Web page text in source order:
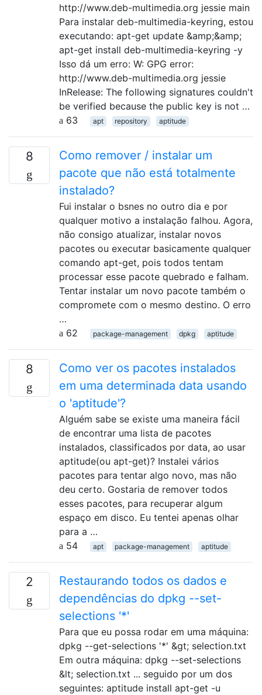
http://www.deb-multimedia.org jessie main
Para instalar deb-multimedia-keyring, estou
executando: apt-get update &amp;&amp;
apt-get install deb-multimedia-keyring -y
Isso dá um erro: W: GPG error:
http://www.deb-multimedia.org jessie
InRelease: The following signatures couldn't
be verified because the public key is not …
63
apt repository aptitude
8
Como remover / instalar um
pacote que não está totalmente
instalado?
Fui instalar o bsnes no outro dia e por
qualquer motivo a instalação falhou. Agora,
não consigo atualizar, instalar novos
pacotes ou executar basicamente qualquer
comando apt-get, pois todos tentam
processar esse pacote quebrado e falham.
Tentar instalar um novo pacote também o
compromete com o mesmo destino. O erro
…
62
package-management dpkg aptitude
8
Como ver os pacotes instalados
em uma determinada data usando
o 'aptitude'?
Alguém sabe se existe uma maneira fácil
de encontrar uma lista de pacotes
instalados, classificados por data, ao usar
aptitude(ou apt-get)? Instalei vários
pacotes para tentar algo novo, mas não
deu certo. Gostaria de remover todos
esses pacotes, para recuperar algum
espaço em disco. Eu tentei apenas olhar
para a …
54
apt package-management aptitude
2
Restaurando todos os dados e
dependências do dpkg --set-
selections '*'
Para que eu possa rodar em uma máquina:
dpkg --get-selections '*' &gt; selection.txt
Em outra máquina: dpkg --set-selections
&lt; selection.txt ... seguido por um dos
seguintes: aptitude install apt-get -u